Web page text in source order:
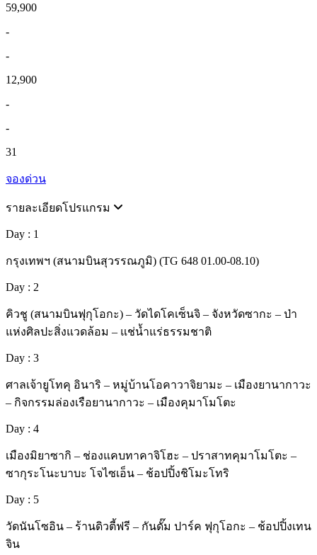
59,900
-
-
12,900
-
-
31
จองด่วน
รายละเอียดโปรแกรม
Day : 1
กรุงเทพฯ (สนามบินสุวรรณภูมิ) (TG 648 01.00-08.10)
Day : 2
คิวชู (สนามบินฟุกุโอกะ) – วัดไดโคเซ็นจิ – จังหวัดซากะ – ป่า
แห่งศิลปะสิ่งแวดล้อม – แช่น้ำแร่ธรรมชาติ
Day : 3
ศาลเจ้ายูโทคุ อินาริ – หมู่บ้านโอคาวาจิยามะ – เมืองยานากาวะ
– กิจกรรมล่องเรือยานากาวะ – เมืองคุมาโมโตะ
Day : 4
เมืองมิยาซากิ – ช่องแคบทาคาจิโฮะ – ปราสาทคุมาโมโตะ –
ซากุระโนะบาบะ โจไซเอ็น – ช้อปปิ้งชิโมะโทริ
Day : 5
วัดนันโซอิน – ร้านดิวตี้ฟรี – กันดั๊ม ปาร์ค ฟุกุโอกะ – ช้อปปิ้งเทน
จิน